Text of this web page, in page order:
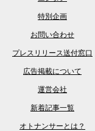
特別企画
お問い合わせ
プレスリリース送付窓口
広告掲載について
運営会社
新着記事一覧
オトナンサーとは？